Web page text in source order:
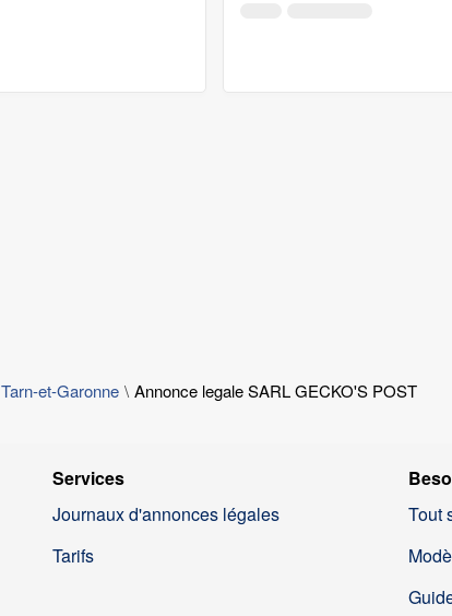
Tarn-et-Garonne Annonce legale SARL GECKO'S POST
Services
Journaux d'annonces légales
Tarifs
Tout